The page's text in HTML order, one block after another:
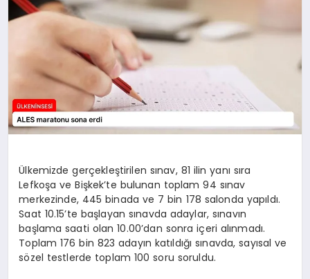
YAŞAM
MALATYA HABERLERI
Ülkemizde gerçekleştirilen sınav, 81 ilin yanı sıra
Lefkoşa ve Bişkek’te bulunan toplam 94 sınav
merkezinde, 445 binada ve 7 bin 178 salonda yapıldı.
Saat 10.15’te başlayan sınavda adaylar, sınavın
başlama saati olan 10.00’dan sonra içeri alınmadı.
Toplam 176 bin 823 adayın katıldığı sınavda, sayısal ve
sözel testlerde toplam 100 soru soruldu.